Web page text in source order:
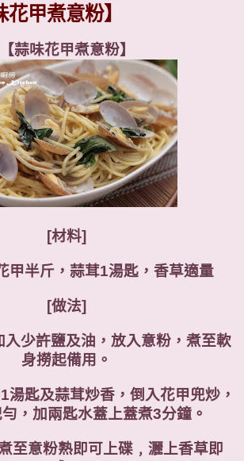
甲煮意粉】
【蒜味花甲煮意粉】
[材料]
甲半斤，蒜茸1湯匙，香草適量
[做法]
入少許鹽及油，放入意粉，煮至軟
身撈起備用。
湯匙及蒜茸炒香，倒入花甲兜炒，
，加兩匙水蓋上蓋煮3分鐘。
至意粉熟即可上碟﹐灑上香草即